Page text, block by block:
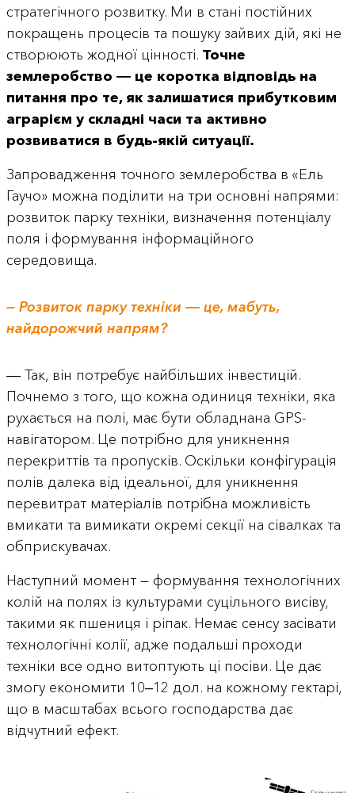
стратегічного розвитку. Ми в стані постійних
покращень процесів та пошуку зайвих дій, які не
створюють жодної цінності. Точне
землеробство ― це коротка відповідь на
питання про те, як залишатися прибутковим
аграрієм у складні часи та активно
розвиватися в будь-якій ситуації.
Запровадження точного землеробства в «Ель
Гаучо» можна поділити на три основні напрями:
розвиток парку техніки, визначення потенціалу
поля і формування інформаційного
середовища.
— Розвиток парку техніки ― це, мабуть,
найдорожчий напрям?
― Так, він потребує найбільших інвестицій.
Почнемо з того, що кожна одиниця техніки, яка
рухається на полі, має бути обладнана GPS-
навігатором. Це потрібно для уникнення
перекриттів та пропусків. Оскільки конфігурація
полів далека від ідеальної, для уникнення
перевитрат матеріалів потрібна можливість
вмикати та вимикати окремі секції на сівалках та
обприскувачах.
Наступний момент — формування технологічних
колій на полях із культурами суцільного висіву,
такими як пшениця і ріпак. Немає сенсу засівати
технологічні колії, адже подальші проходи
техніки все одно витоптують ці посіви. Це дає
змогу економити 10‒12 дол. на кожному гектарі,
що в масштабах всього господарства дає
відчутний ефект.